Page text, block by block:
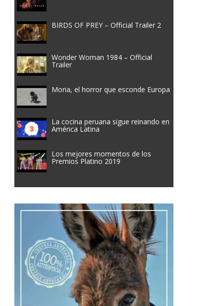
BIRDS OF PREY – Official Trailer 2
Wonder Woman 1984 – Official
Trailer
Moria, el horror que esconde Europa
La cocina peruana sigue reinando en
América Latina
Los mejores momentos de los
Premios Platino 2019